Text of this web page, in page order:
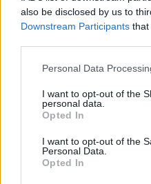
also be disclosed by us to
Downstream Participants that
Please note that this
not limited to your visit or
grant or deny consent to
use your data for below
consent section.
Personal Data
I want to opt-out of the
personal data.
Opted In
I want to opt-out of the
Personal Data.
Opted In
Κελσίου.